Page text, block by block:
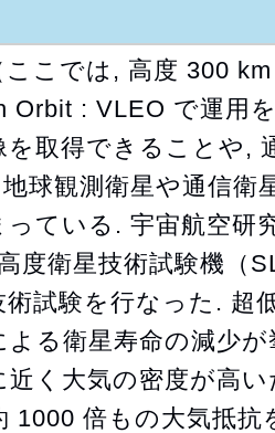
ここでは, 高度 300
Orbit : VLEO で運用
を取得できることや,
球観測衛星や通信衛
っている. 宇宙航空研
度衛星技術試験機（
術試験を行なった. 超
よる衛星寿命の減少
く大気の密度が高
1000 倍もの大気抵